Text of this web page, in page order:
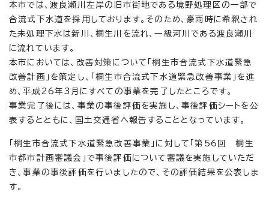
本市では、渡良瀬川左岸の旧市街地である境野処理区の一部で
合流式下水道を採用しております。そのため、豪雨時に希釈され
た未処理下水は新川、桐生川を流れ、一級河川である渡良瀬川
に流れています。
本市においては、改善対策について「桐生市合流式下水道緊急
改善計画」を策定し、「桐生市合流式下水道緊急改善事業」を進
め、平成26年3月にすべての事業を完了したところです。
事業完了後には、事業の事後評価を実施し、事後評価シートを公
表するとともに、国土交通省へ報告することとなっています。
「桐生市合流式下水道緊急改善事業」に対して「第56回 桐生
市都市計画審議会」で事後評価について審議を実施していただ
き、事業の事後評価を行いましたので、その評価結果を公表しま
す。